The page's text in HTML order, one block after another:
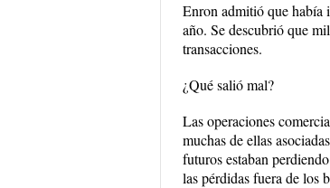
Enron admitió que había
año. Se descubrió que
transacciones.
¿Qué salió mal?
Las operaciones
muchas de ellas
futuros estaban
las pérdidas fuera de los